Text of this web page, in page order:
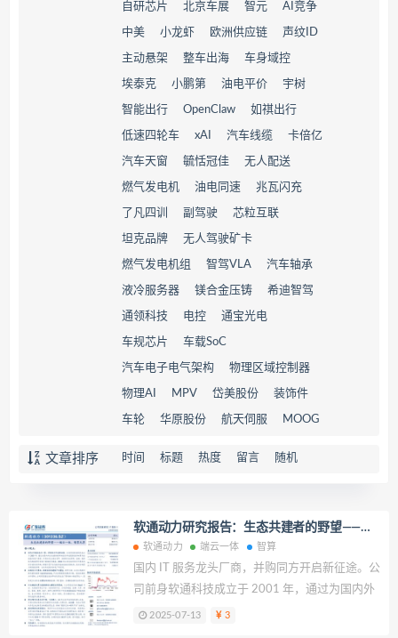
自研芯片 北京车展 智元 AI竞争
中美 小龙虾 欧洲供应链 声纹ID
主动悬架 整车出海 车身域控
埃泰克 小鹏第 油电平价 宇树
智能出行 OpenClaw 如祺出行
低速四轮车 xAI 汽车线缆 卡倍亿
汽车天窗 毓恬冠佳 无人配送
燃气发电机 油电同速 兆瓦闪充
了凡四训 副驾驶 芯粒互联
坦克品牌 无人驾驶矿卡
燃气发电机组 智驾VLA 汽车轴承
液冷服务器 镁合金压铸 希迪智驾
通领科技 电控 通宝光电
车规芯片 车载SoC
汽车电子电气架构 物理区域控制器
物理AI MPV 岱美股份 装饰件
车轮 华原股份 航天伺服 MOOG
文章排序 时间 标题 热度 留言 随机
软通动力研究报告：生态共建者的野望——端
云一体，智算无界
软通动力 端云一体 智算
国内 IT 服务龙头厂商，并购同方开启新征途。公
司前身软通科技成立于 2001 年，通过为国内外
企业提供软件测试与开发服务逐步积累行业经验
2025-07-13 3